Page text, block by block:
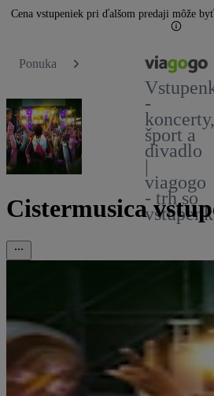
Cena vstupeniek pri ďalšom predaji môže
Ponuka
-
koncerty,
šport a
divadlo
|
viagogo
- trh so
Cistermusica